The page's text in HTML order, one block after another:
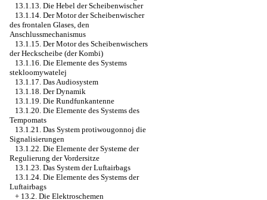
13.1.13. Die Hebel der Scheibenwischer
13.1.14. Der Motor der Scheibenwischer
des frontalen Glases, den
Anschlussmechanismus
13.1.15. Der Motor des Scheibenwischers
der Heckscheibe (der Kombi)
13.1.16. Die Elemente des Systems
stekloomywatelej
13.1.17. Das Audiosystem
13.1.18. Der Dynamik
13.1.19. Die Rundfunkantenne
13.1.20. Die Elemente des Systems des
Tempomats
13.1.21. Das System protiwougonnoj die
Signalisierungen
13.1.22. Die Elemente der Systeme der
Regulierung der Vordersitze
13.1.23. Das System der Luftairbags
13.1.24. Die Elemente des Systems der
Luftairbags
+ 13.2. Die Elektroschemen